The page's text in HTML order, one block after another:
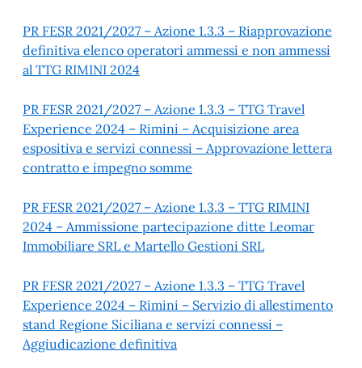
PR FESR 2021/2027 – Azione 1.3.3 – Riapprovazione
definitiva elenco operatori ammessi e non ammessi
al TTG RIMINI 2024
PR FESR 2021/2027 – Azione 1.3.3 – TTG Travel
Experience 2024 – Rimini – Acquisizione area
espositiva e servizi connessi – Approvazione lettera
contratto e impegno somme
PR FESR 2021/2027 – Azione 1.3.3 – TTG RIMINI
2024 – Ammissione partecipazione ditte Leomar
Immobiliare SRL e Martello Gestioni SRL
PR FESR 2021/2027 – Azione 1.3.3 – TTG Travel
Experience 2024 – Rimini – Servizio di allestimento
stand Regione Siciliana e servizi connessi –
Aggiudicazione definitiva